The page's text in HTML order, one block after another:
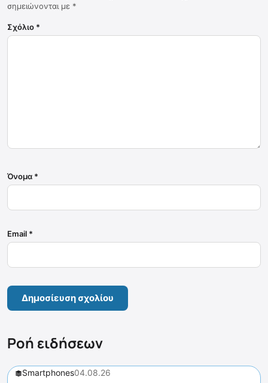
σημειώνονται με *
Σχόλιο *
Όνομα *
Email *
Ροή ειδήσεων
Smartphones04.08.26